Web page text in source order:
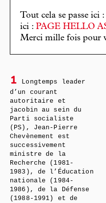
Tout cela se passe ici :
ici : PAGE HELLO
Merci mille fois pour
1
Longtemps leader
d’un courant
autoritaire et
jacobin au sein du
Parti socialiste
(PS), Jean-Pierre
Chevènement est
successivement
ministre de la
Recherche (1981-
1983), de l’Éducation
nationale (1984-
1986), de la Défense
(1988-1991) et de